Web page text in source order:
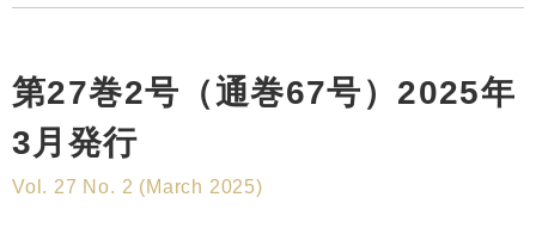
第27巻2号（通巻67号）2025年
3月発行
Vol. 27 No. 2 (March 2025)